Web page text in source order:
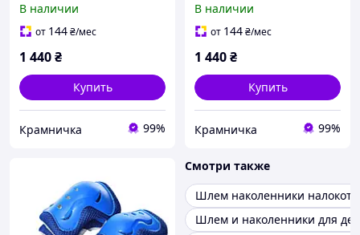
ремкомплект.Maraton
Latina M (34-37) pink
В наличии
от 144₴/мес
1 440₴
Купить
Крамничка 99%
ремкомплект. Maraton
Latina S (30-33) pink
В наличии
от 144₴/мес
1 440₴
Купить
Крамничка 99%
Смотри также
Шлем наколенники
Шлем и наколенники для